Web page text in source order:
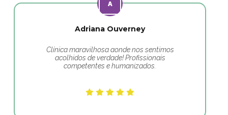
Adriana Ouverney
Clínica maravilhosa aonde nos sentimos
acolhidos de verdade! Profissionais
competentes e humanizados.